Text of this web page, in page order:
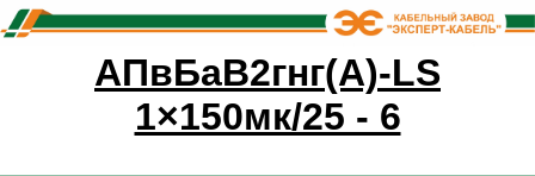
АПвБаВ2гнг(А)-LS
1×150мк/25 - 6